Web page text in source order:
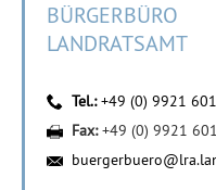
BÜRGERBÜRO
LANDRATSAMT
Tel.:+49 (0) 9921
Fax:+49 (0) 9921